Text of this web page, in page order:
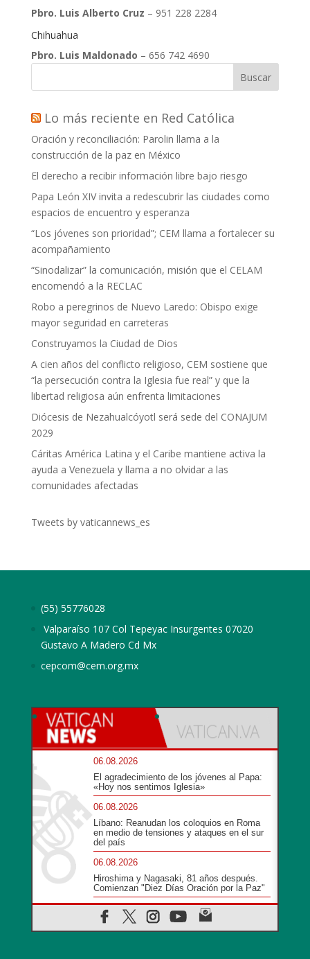
Pbro. Luis Alberto Cruz – 951 228 2284
Chihuahua
Pbro. Luis Maldonado – 656 742 4690
Buscar
Lo más reciente en Red Católica
Oración y reconciliación: Parolin llama a la
construcción de la paz en México
El derecho a recibir información libre bajo riesgo
Papa León XIV invita a redescubrir las ciudades como
espacios de encuentro y esperanza
“Los jóvenes son prioridad”; CEM llama a fortalecer su
acompañamiento
“Sinodalizar” la comunicación, misión que el CELAM
encomendó a la RECLAC
Robo a peregrinos de Nuevo Laredo: Obispo exige
mayor seguridad en carreteras
Construyamos la Ciudad de Dios
A cien años del conflicto religioso, CEM sostiene que
“la persecución contra la Iglesia fue real” y que la
libertad religiosa aún enfrenta limitaciones
Diócesis de Nezahualcóyotl será sede del CONAJUM
2029
Cáritas América Latina y el Caribe mantiene activa la
ayuda a Venezuela y llama a no olvidar a las
comunidades afectadas
Tweets by vaticannews_es
(55) 55776028
Valparaíso 107 Col Tepeyac Insurgentes 07020
Gustavo A Madero Cd Mx
cepcom@cem.org.mx
06.08.2026
El agradecimiento de los jóvenes al Papa:
«Hoy nos sentimos Iglesia»
06.08.2026
Líbano: Reanudan los coloquios en Roma
en medio de tensiones y ataques en el sur
del país
06.08.2026
Hiroshima y Nagasaki, 81 años después.
Comienzan "Diez Días Oración por la Paz"
06.08.2026
Pizzaballa en Asís: los cristianos quieren
paz